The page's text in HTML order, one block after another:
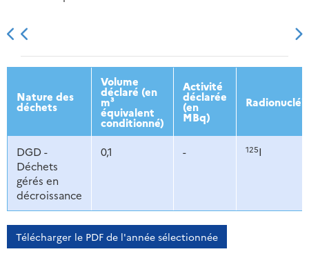
2013 2014 2015 2016
Nature des
déchets
Volume
déclaré (en
m³
équivalent
conditionné)
Activité
déclarée
(en
MBq)
DGD -
Déchets
gérés en
décroissance
0,1 - 125I
Télécharger le PDF de l'année sélectionnée